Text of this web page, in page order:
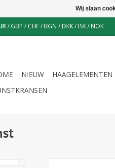
/ GBP / CHF/ BGN / DKK/ ISK/ NOK
NIEUW HAAGELEMENTEN
Wij slaan